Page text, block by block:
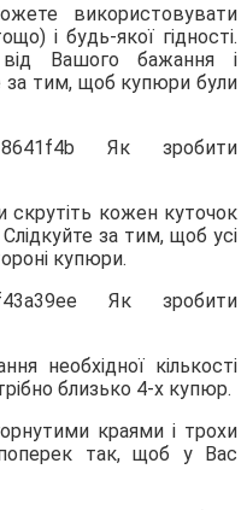
використовувати
і будь-якої гідності.
Вашого бажання і
за тим, щоб купюри були
скрутіть кожен куточок
за тим, щоб усі
купюри.
необхідної кількості
близько 4-х купюр.
краями і трохи
поперек так, щоб у Вас